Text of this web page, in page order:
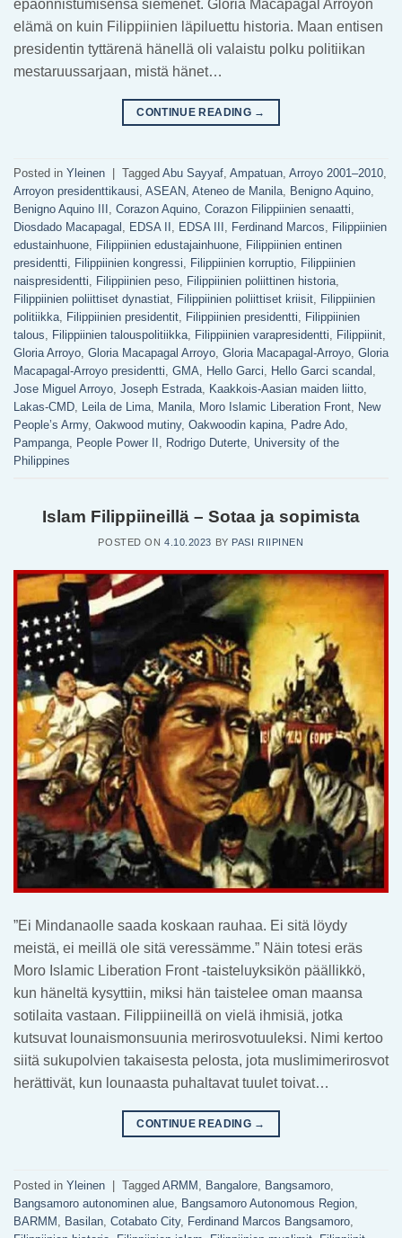
epäonnistumisensa siemenet. Gloria Macapagal Arroyon
elämä on kuin Filippiinien läpiluettu historia. Maan entisen
presidentin tyttärenä hänellä oli valaistu polku politiikan
mestaruussarjaan, mistä hänet…
CONTINUE READING →
Posted in Yleinen Tagged Abu Sayyaf, Ampatuan, Arroyo 2001–2010,
Arroyon presidenttikausi, ASEAN, Ateneo de Manila, Benigno Aquino,
Benigno Aquino III , Corazon Aquino, Corazon Filippiinien senaatti,
Diosdado Macapagal , EDSA II , EDSA III , Ferdinand Marcos, Filippiinien
edustainhuone, Filippiinien edustajainhuone, Filippiinien entinen
presidentti, Filippiinien kongressi, Filippiinien korruptio, Filippiinien
naispresidentti, Filippiinien peso, Filippiinien poliittinen historia,
Filippiinien poliittiset dynastiat, Filippiinien poliittiset kriisit, Filippiinien
politiikka, Filippiinien presidentit, Filippiinien presidentti, Filippiinien
talous, Filippiinien talouspolitiikka, Filippiinien varapresidentti, Filippiinit,
Gloria Arroyo, Gloria Macapagal Arroyo, Gloria Macapagal-Arroyo, Gloria
Macapagal-Arroyo presidentti, GMA, Hello Garci, Hello Garci scandal ,
Jose Miguel Arroyo, Joseph Estrada, Kaakkois-Aasian maiden liitto,
Lakas-CMD, Leila de Lima, Manila, Moro Islamic Liberation Front, New
People’s Army, Oakwood mutiny, Oakwoodin kapina, Padre Ado,
Pampanga, People Power II , Rodrigo Duterte, University of the
Philippines
Islam Filippiineillä – Sotaa ja sopimista
POSTED ON4.10.2023 BY PASI RIIPINEN
”Ei Mindanaolle saada koskaan rauhaa. Ei sitä löydy
meistä, ei meillä ole sitä veressämme.” Näin totesi eräs
Moro Islamic Liberation Front -taisteluyksikön päällikkö,
kun häneltä kysyttiin, miksi hän taistelee oman maansa
sotilaita vastaan. Filippiineillä on vielä ihmisiä, jotka
kutsuvat lounaismonsuunia merirosvotuuleksi. Nimi kertoo
siitä sukupolvien takaisesta pelosta, jota muslimimerirosvot
herättivät, kun lounaasta puhaltavat tuulet toivat…
CONTINUE READING →
Posted in Yleinen Tagged ARMM Bangalore Bangsamoro
Bangsamoro autonominen alue
Bangsamoro Autonomous Region
BARMM
Basilan Cotabato City, Ferdinand Marcos Bangsamoro